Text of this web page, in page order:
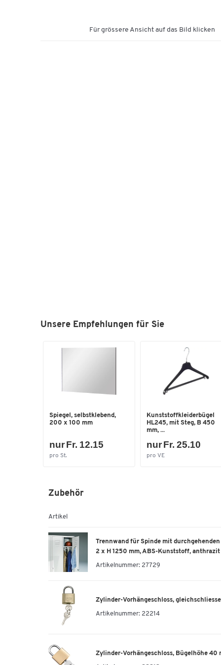
Für grössere Ansicht auf das Bild klicken
Unsere Empfehlungen für Sie
Spiegel, selbstklebend,
200 x 100 mm
nur Fr. 12.15
pro St.
Kunststoffkleiderbügel
HL245, mit Steg, B 450
mm, ...
nur Fr. 25.10
pro VE
Zubehör
Artikel
Trennwand für Spinde mit
2 x H 1250 mm, ABS-Kunststoff, anthrazit
Artikelnummer: 27729
Zylinder-Vorhängeschloss,
Artikelnummer: 22214
Zylinder-Vorhängeschloss, Bügelhöhe 40